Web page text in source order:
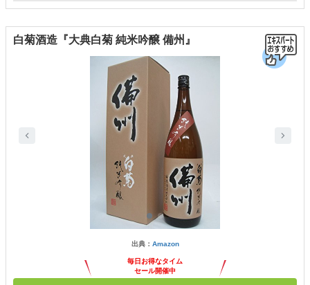
白菊酒造『大典白菊 純米吟醸 備州』
出典： Amazon
毎日お得なタイム
セール開催中